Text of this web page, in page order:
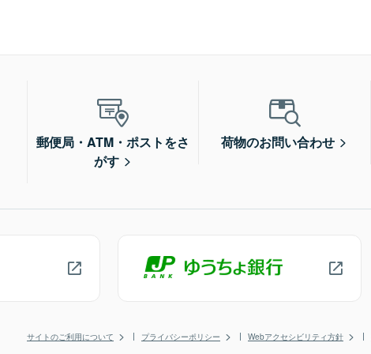
郵便局・ATM・ポストをさ
がす
荷物のお問い合わせ
サイトのご利用について プライバシーポリシー Webアクセシビリティ方針